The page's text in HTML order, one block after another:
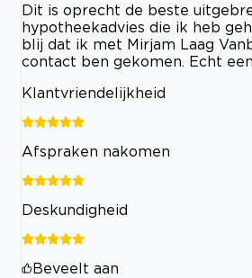
Dit is oprecht de beste
hypotheekadvies die ik heb
blij dat ik met Mirjam Laag
contact ben gekomen. Echt
Klantvriendelijkheid
Afspraken nakomen
Deskundigheid
Beveelt aan